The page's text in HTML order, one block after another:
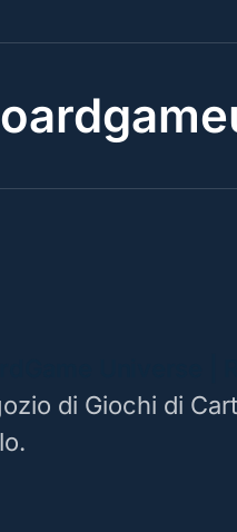
di Giochi di